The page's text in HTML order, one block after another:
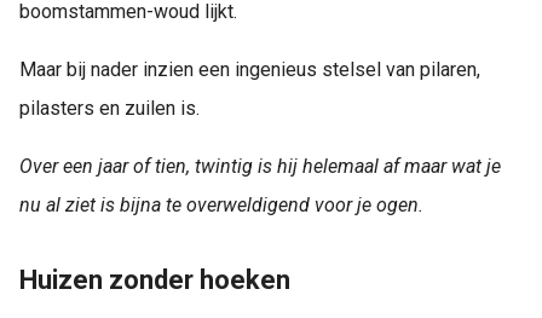
boomstammen-woud lijkt.
Maar bij nader inzien een ingenieus stelsel van pilaren,
pilasters en zuilen is.
Over een jaar of tien, twintig is hij helemaal af maar wat je
nu al ziet is bijna te overweldigend voor je ogen.
Huizen zonder hoeken